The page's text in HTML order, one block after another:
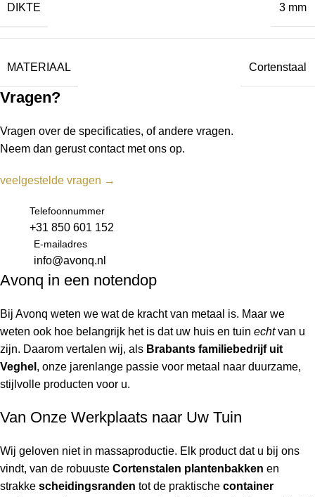
DIKTE 3 mm
MATERIAAL Cortenstaal
Vragen?
Vragen over de specificaties, of andere vragen.
Neem dan gerust contact met ons op.
veelgestelde vragen →
Telefoonnummer
+31 850 601 152
E-mailadres
info@avonq.nl
Avonq in een notendop
Bij Avonq weten we wat de kracht van metaal is. Maar we
weten ook hoe belangrijk het is dat uw huis en tuin echtvan u
zijn. Daarom vertalen wij, als Brabants familiebedrijf uit
Veghel , onze jarenlange passie voor metaal naar duurzame,
stijlvolle producten voor u.
Van Onze Werkplaats naar Uw Tuin
Wij geloven niet in massaproductie. Elk product dat u bij ons
vindt, van de robuuste Cortenstalen plantenbakken en
strakke scheidingsranden tot de praktische container